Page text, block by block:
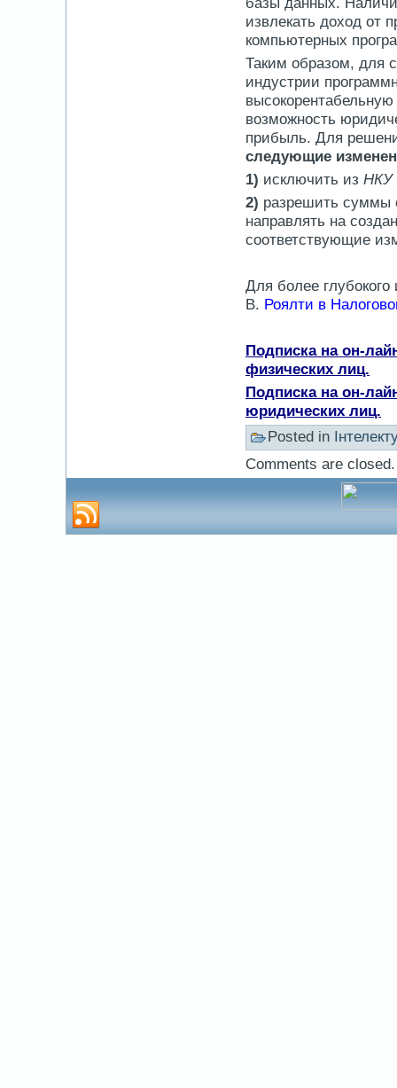
извлекать доход от
компьютерных
Таким образом, для
индустрии
возможность
прибыль. Для
следующие
1) исключить из НКУ
2) разрешить суммы
направлять на
соответствующие
Для более глубокого
В. Роялти в
Подписка на он-
физических лиц.
Подписка на он-
юридических лиц.
Posted in
Comments are closed.